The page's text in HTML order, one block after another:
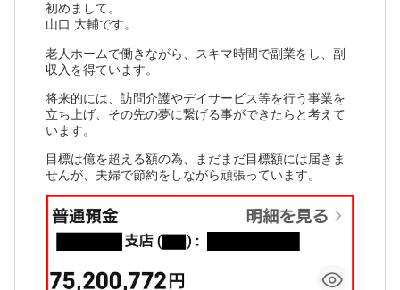
初めまして。
山口 大輔です。
老人ホームで働きながら、スキマ時間で副業をし、副
収入を得ています。
将来的には、訪問介護やデイサービス等を行う事業を
立ち上げ、その先の夢に繋げる事ができたらと考えて
います。
目標は億を超える額の為、まだまだ目標額には届きま
せんが、夫婦で節約をしながら頑張っています。